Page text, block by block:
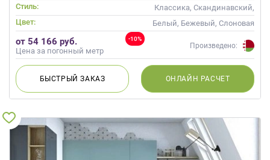
Стиль:
Классика, Скандинавский,
Неоклассика
Цвет:
Белый, Бежевый, Слоновая
кость, Кремовый
-10%
от 54 166 руб.
Цена за погонный метр
Произведено:
БЫСТРЫЙЗАКАЗ ОНЛАЙН РАСЧЕТ